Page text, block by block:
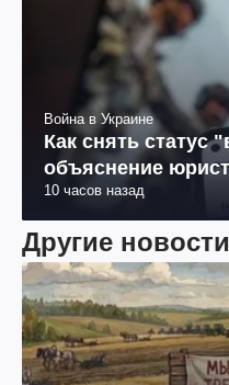
Война в Украине
Как снять статус
объяснение
10 часов назад
Другие новости